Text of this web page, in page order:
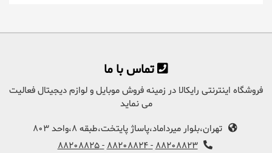
تماس با ما
فروشگاه اینترنتی رایکالا در زمینه فروش موبایل و لوازم دیجیتال فعالیت
می نماید
تهران،بلوار میرداماد،پاساژ پایتخت،طبقه 8،واحد 803
88208823
- 88208824
- 88208825